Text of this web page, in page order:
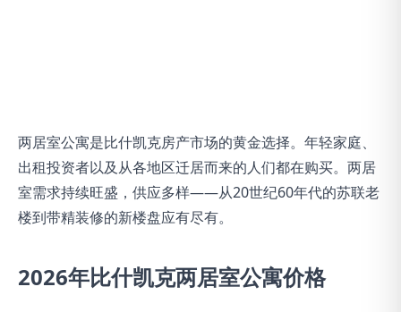
两居室公寓是比什凯克房产市场的黄金选择。年轻家庭、
出租投资者以及从各地区迁居而来的人们都在购买。两居
室需求持续旺盛，供应多样——从20世纪60年代的苏联老
楼到带精装修的新楼盘应有尽有。
2026年比什凯克两居室公寓价格